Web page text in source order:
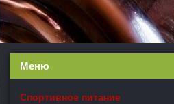
Меню
Спортивное питание